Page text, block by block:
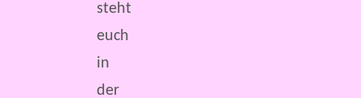
steht
euch
in
der